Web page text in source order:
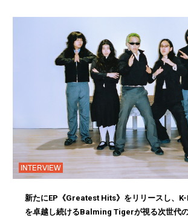
INTERVIEW
新たにEP《Greatest Hits》をリリースし、
を卓越し続けるBalming Tigerが視る次世代